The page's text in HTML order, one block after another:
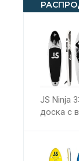
JS Ninja
доска с